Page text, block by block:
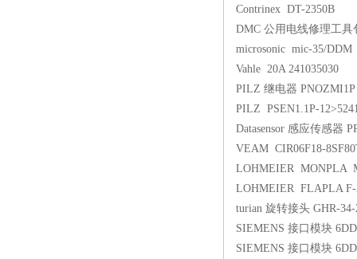
Contrinex DT-2350B
DMC 公用电线修理工具
microsonic mic-35/DDM
Vahle 20A 241035030
PILZ 继电器 PNOZMI1P
PILZ PSEN1.1P-
Datasensor 感应传感器
VEAM CIR06F18-
LOHMEIER MONPLA
LOHMEIER FLAPLA F-
turian 旋转接头 GHR-
SIEMENS 接口模块
SIEMENS 接口模块